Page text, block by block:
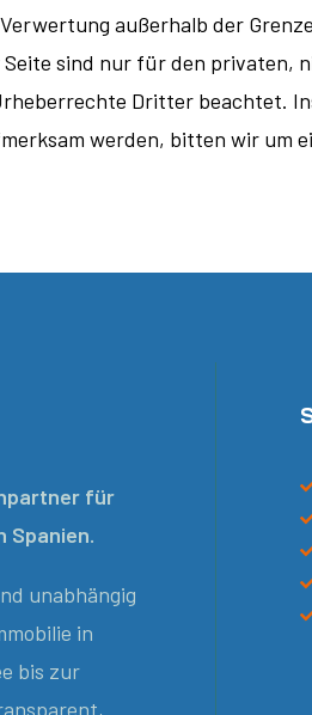
außerhalb der
Seite sind nur für den
Dritter beachtet.
werden, bitten wir um
für
Spanien.
unabhängig
in
bis zur